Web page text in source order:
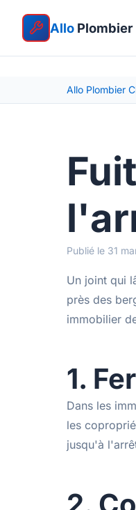
Allo Plombier
Allo Plombier
Publié le 31
Un joint qui
près des
immobilier
1.
Dans les
les
jusqu'à